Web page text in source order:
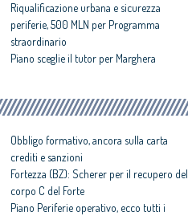
Riqualificazione urbana e sicurezza
periferie, 500 MLN per Programma
straordinario
Piano sceglie il tutor per Marghera
Obbligo formativo, ancora sulla carta
crediti e sanzioni
Fortezza (BZ): Scherer per il recupero del
corpo C del Forte
Piano Periferie operativo, ecco tutti i